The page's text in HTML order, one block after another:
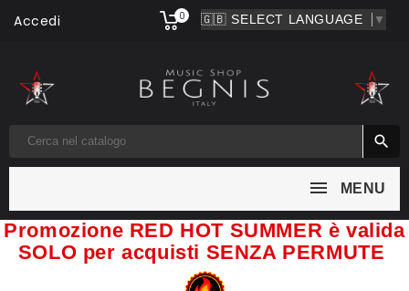
▼
Accedi 0

MENU
Promozione RED HOT SUMMER è valida
SOLO per acquisti SENZA PERMUTE